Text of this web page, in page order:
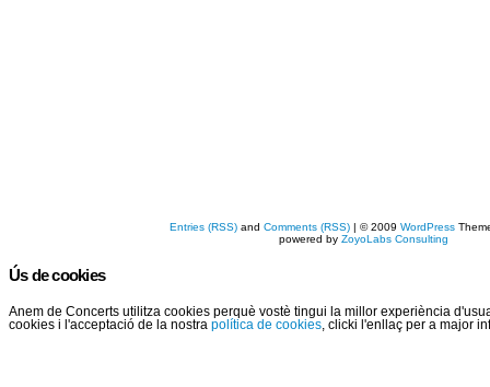
Entries (RSS) andComments (RSS) | © 2009WordPress
powered byZoyoLabs Consulting
Ús de cookies
Anem de Concerts utilitza cookies perquè vostè tingui la millor experiència
cookies i l'acceptació de la nostra política de cookies , clicki l'enllaç per a major